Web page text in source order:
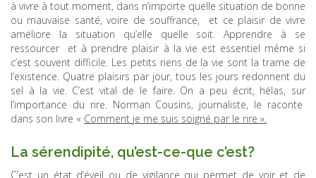
à vivre à tout moment, dans n’importe quelle situation de bonne
ou mauvaise santé, voire de souffrance, et ce plaisir de vivre
améliore la situation qu’elle quelle soit. Apprendre à se
ressourcer et à prendre plaisir à la vie est essentiel même si
c’est souvent difficile. Les petits riens de la vie sont la trame de
l’existence. Quatre plaisirs par jour, tous les jours redonnent du
sel à la vie. C’est vital de le faire. On a peu écrit, hélas, sur
l’importance du rire. Norman Cousins, journaliste, le raconte
dans son livre « Comment je me suis soigné par le rire ».
La sérendipité, qu’est-ce-que c’est?
C’est un état d’éveil ou de vigilance qui permet de voir et de